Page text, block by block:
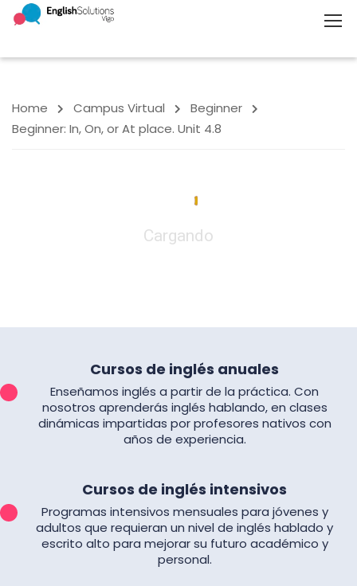
Home Campus Virtual
Beginner
Beginner: In, On, or At place. Unit 4.8
Cargando
Cursos de inglés anuales
Enseñamos inglés a partir de la práctica. Con
nosotros aprenderás inglés hablando, en clases
dinámicas impartidas por profesores nativos con
años de experiencia.
Cursos de inglés intensivos
Programas intensivos mensuales para jóvenes y
adultos que requieran un nivel de inglés hablado y
escrito alto para mejorar su futuro académico y
personal.